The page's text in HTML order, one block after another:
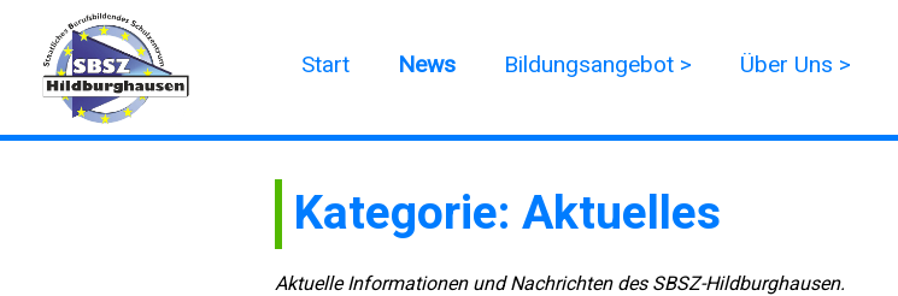
Start News Bildungsangebot > Über Uns >
Kategorie:Aktuelles
Aktuelle Informationen und Nachrichten des SBSZ-Hildburghausen.